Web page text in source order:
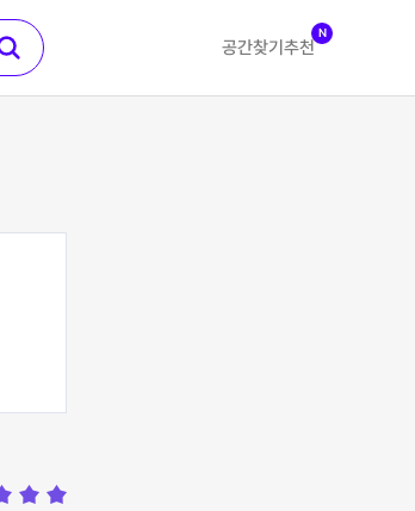
공간찾기 추천
N